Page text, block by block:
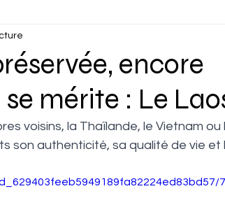
encore
mérite : Le
voisins, la Thaïlande, le Vietnam ou
son authenticité, sa qualité de vie et